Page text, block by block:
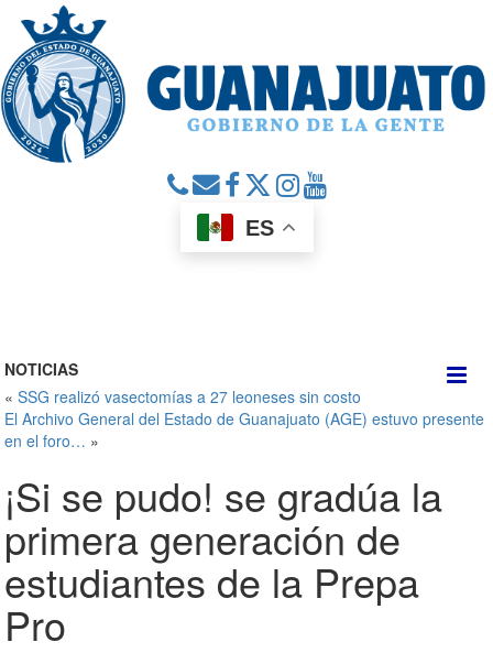
ES
NOTICIAS
«SSG realizó vasectomías a 27 leoneses sin costo
El Archivo General del Estado de Guanajuato (AGE) estuvo presente
en el foro… »
¡Si se pudo! se gradúa la
primera generación de
estudiantes de la Prepa
Pro